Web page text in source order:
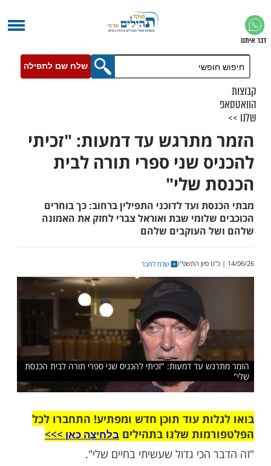
שלח שם לתפילה
עד דמעות: "זכיתי
שני ספרי תורה לבית
שלי"
ועד לדוכני התפילין ברחוב: כך בוחרים
שבת ואוראל צברי לחזק את האמונה
העוקבים שלהם
שלח לחבר
עד דמעות: "זכיתי להכניס שני ספרי תורה לבית הכנסת